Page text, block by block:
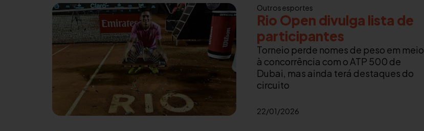
Outros esportes
Rio Open divulga lista de
participantes
Torneio perde nomes de peso em meio
à concorrência com o ATP 500 de
Dubai, mas ainda terá destaques do
circuito
22/01/2026